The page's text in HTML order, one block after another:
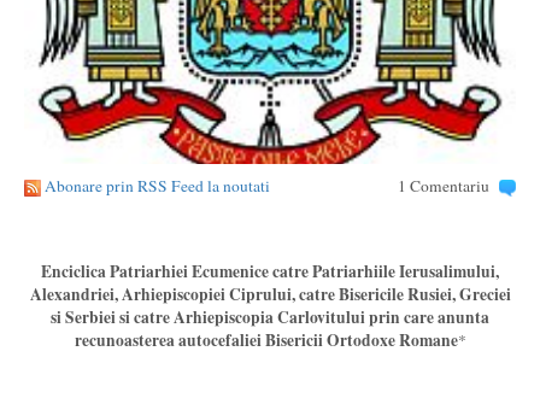
Abonare prin RSS Feed la noutati 1 Comentariu
Enciclica Patriarhiei Ecumenice catre Patriarhiile Ierusalimului,
Alexandriei, Arhiepiscopiei Ciprului, catre Bisericile Rusiei, Greciei
si Serbiei si catre Arhiepiscopia Carlovitului prin care anunta
recunoasterea autocefaliei Bisericii Ortodoxe Romane*